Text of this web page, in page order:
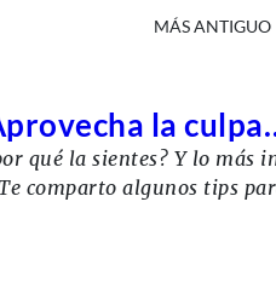
MÁS ANTIGUO
la
qué la sientes? Y lo más
comparto algunos tips